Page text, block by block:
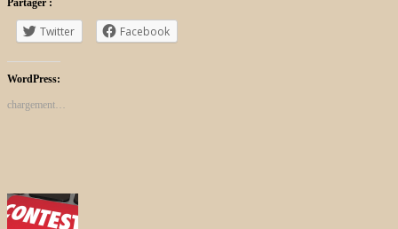
Partager :
Twitter Facebook
WordPress:
chargement…